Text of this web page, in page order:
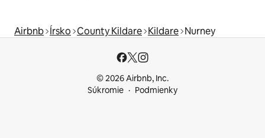
Airbnb Írsko County Kildare Kildare Nurney
© 2026 Airbnb, Inc.
Súkromie
Podmienky